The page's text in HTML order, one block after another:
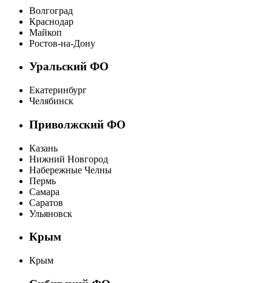
Волгоград
Краснодар
Майкоп
Ростов-на-Дону
Уральский ФО
Екатеринбург
Челябинск
Приволжский ФО
Казань
Нижний Новгород
Набережные Челны
Пермь
Самара
Саратов
Ульяновск
Крым
Крым